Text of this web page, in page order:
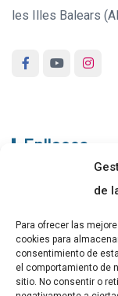
de
Para ofrecer las
cookies para
consentimiento de
el comportamiento de
sitio. No consentir o
les Illes Balears
Enllaços
PUBLICACIONS
CONTACTE